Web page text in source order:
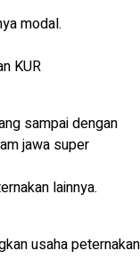
modal.
KUR
sampai dengan
jawa super
lainnya.
usaha